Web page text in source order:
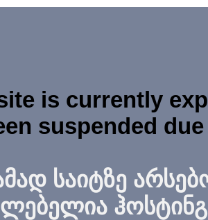
is currently
suspended
საიტზე